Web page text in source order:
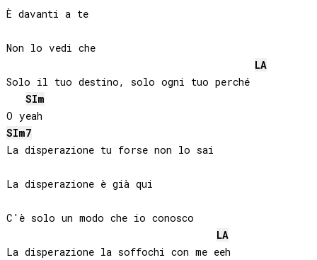
È davanti a te
Non lo vedi che
LA
Solo il tuo destino, solo ogni tuo perché
SIm
SIm7
La disperazione tu forse non lo sai
La disperazione è già qui
C'è solo un modo che io conosco
LA
La disperazione la soffochi con me eeh